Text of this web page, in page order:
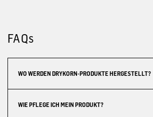
FAQs
WO WERDEN DRYKORN-PRODUKTE HERGESTELLT?
WIE PFLEGE ICH MEIN PRODUKT?